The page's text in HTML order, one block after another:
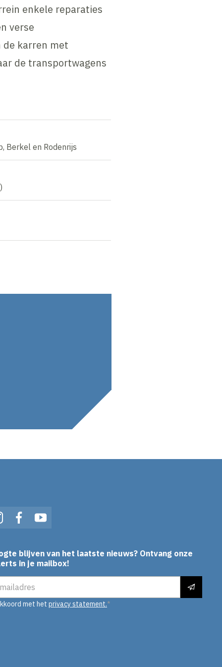
enkele reparaties
verse
karren met
de transportwagens
Berkel en Rodenrijs
FacebookYouTube
blijven van het laatste nieuws? Ontvang onze
in je mailbox!
met het privacy statement.